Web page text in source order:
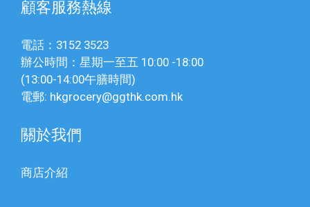
顧客服務熱線
電話：3152 3523
辦公時間：星期一至五 10:00 -18:00
(13:00-14:00午膳時間)
電郵: hkgrocery@ggthk.com.hk
關於我們
商店介紹